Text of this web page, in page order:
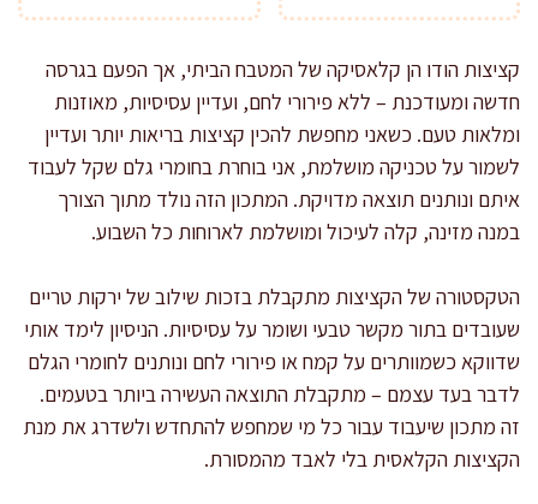
קציצות הודו הן קלאסיקה של המטבח הביתי, אך הפעם בגרסה
חדשה ומעודכנת – ללא פירורי לחם, ועדיין עסיסיות, מאוזנות
ומלאות טעם. כשאני מחפשת להכין קציצות בריאות יותר ועדיין
לשמור על טכניקה מושלמת, אני בוחרת בחומרי גלם שקל לעבוד
איתם ונותנים תוצאה מדויקת. המתכון הזה נולד מתוך הצורך
במנה מזינה, קלה לעיכול ומושלמת לארוחות כל השבוע.
הטקסטורה של הקציצות מתקבלת בזכות שילוב של ירקות טריים
שעובדים בתור מקשר טבעי ושומר על עסיסיות. הניסיון לימד אותי
שדווקא כשמוותרים על קמח או פירורי לחם ונותנים לחומרי הגלם
לדבר בעד עצמם – מתקבלת התוצאה העשירה ביותר בטעמים.
זה מתכון שיעבוד עבור כל מי שמחפש להתחדש ולשדרג את מנת
הקציצות הקלאסית בלי לאבד מהמסורת.